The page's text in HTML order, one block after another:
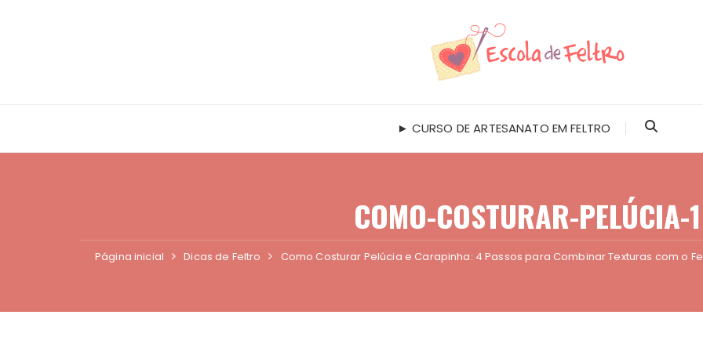
► CURSO DE ARTESANATO EM FELTRO
COMO-COSTURAR-PELÚCIA-1
Página inicial Dicas de Feltro Como Costurar Pelúcia e Carapinha: 4 Passos para Combinar Texturas com o